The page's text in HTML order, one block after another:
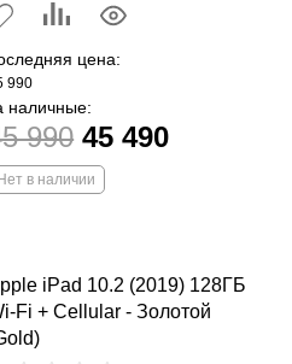
цена:
990
наличные:
990 45 490
в наличии
iPad 10.2 (2019) 128ГБ
Fi + Cellular - Золотой